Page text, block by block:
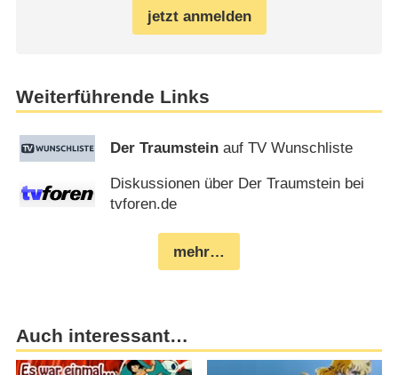
jetzt anmelden
Weiterführende Links
Der Traumstein auf TV Wunschliste
Diskussionen über Der Traumstein bei
tvforen.de
mehr…
Auch interessant…